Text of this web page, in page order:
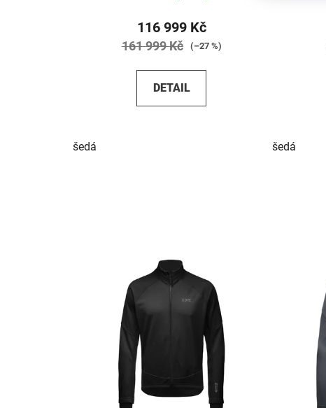
116 999 Kč
161 999 Kč (–27 %)
DETAIL
šedá šedá